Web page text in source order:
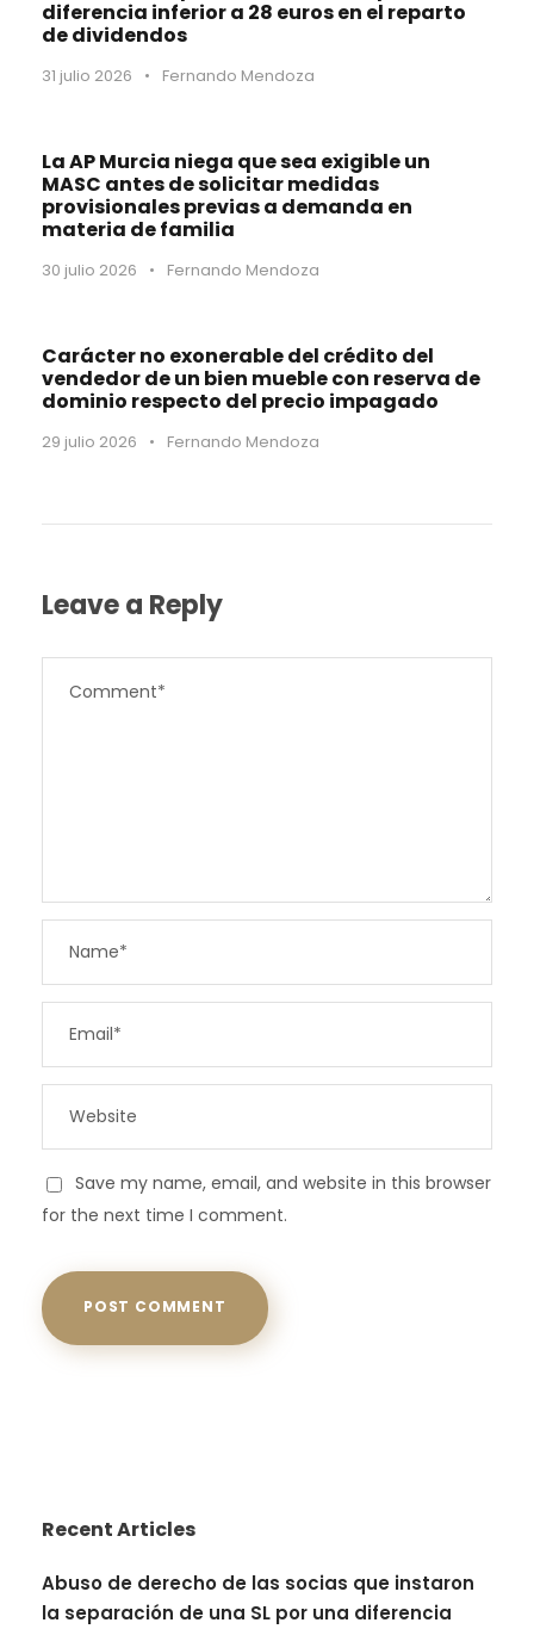
diferencia inferior a 28 euros en el reparto
de dividendos
31 julio 2026 • Fernando Mendoza
La AP Murcia niega que sea exigible un
MASC antes de solicitar medidas
provisionales previas a demanda en
materia de familia
30 julio 2026 • Fernando Mendoza
Carácter no exonerable del crédito del
vendedor de un bien mueble con reserva de
dominio respecto del precio impagado
29 julio 2026 • Fernando Mendoza
Leave a Reply
Save my name, email, and website in this browser
for the next time I comment.
Recent Articles
Abuso de derecho de las socias que instaron
la separación de una SL por una diferencia